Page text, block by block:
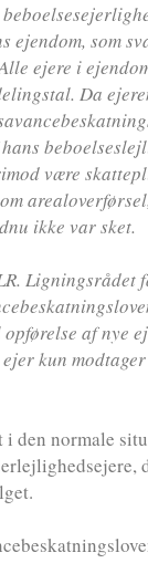
ejendom, som
ejere i
Da
være
ikke var sket.
Ligningsrådet
af nye
kun
i den normale